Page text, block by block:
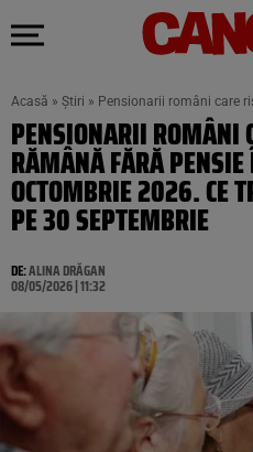
Acasă » Știri » Pensionarii români care
PENSIONARII ROMÂNI
RĂMÂNĂ FĂRĂ PENSIE
OCTOMBRIE 2026. CE
PE 30 SEPTEMBRIE
DE:ALINA DRĂGAN
08/05/2026 | 11:32